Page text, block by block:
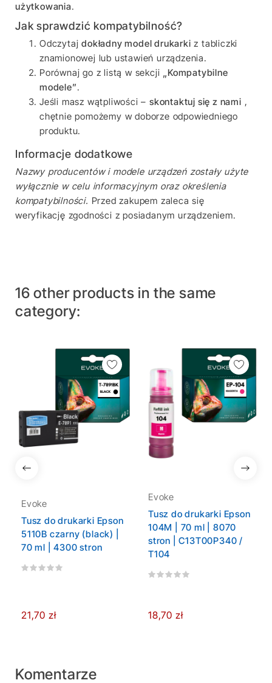
użytkowania.
Jak sprawdzić kompatybilność?
Odczytajdokładny model drukarki z tabliczki
znamionowej lub ustawień urządzenia.
Porównaj go z listą w sekcji „Kompatybilne
modele”.
Jeśli masz wątpliwości – skontaktuj się z nami ,
chętnie pomożemy w doborze odpowiedniego
produktu.
Informacje dodatkowe
Nazwy producentów i modele urządzeń zostały użyte
wyłącznie w celu informacyjnym oraz określenia
kompatybilności. Przed zakupem zaleca się
weryfikację zgodności z posiadanym urządzeniem.
16 other products in the same
category:
Evoke
Tusz do drukarki Epson
5110B czarny (black) |
70 ml | 4300 stron
21,70 zł
Evoke
Tusz do drukarki Epson
104M | 70 ml | 8070
stron | C13T00P340 /
T104
18,70 zł
Komentarze